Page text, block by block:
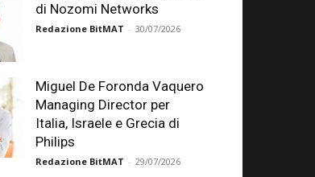
di Nozomi Networks
Redazione BitMAT - 30/07/2026
Miguel De Foronda Vaquero
Managing Director per
Italia, Israele e Grecia di
Philips
Redazione BitMAT - 29/07/2026